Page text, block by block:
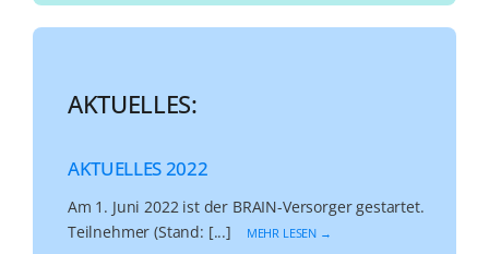
AKTUELLES:
AKTUELLES 2022
Am 1. Juni 2022 ist der BRAIN-Versorger gestartet.
Teilnehmer (Stand: [...]
MEHR LESEN →